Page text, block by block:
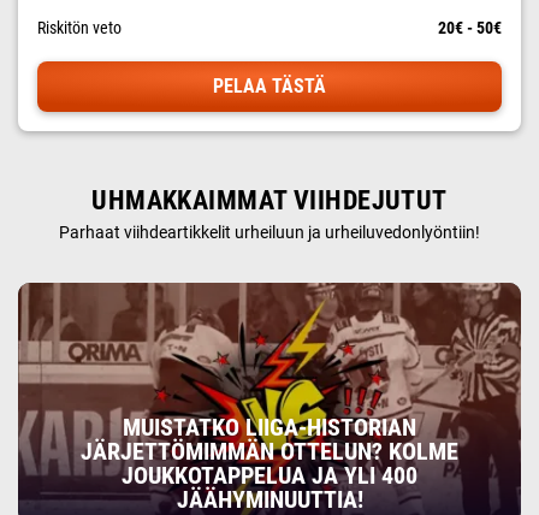
Riskitön veto 20€ - 50€
PELAA TÄSTÄ
UHMAKKAIMMAT VIIHDEJUTUT
Parhaat viihdeartikkelit urheiluun ja urheiluvedonlyöntiin!
MUISTATKO LIIGA-HISTORIAN
JÄRJETTÖMIMMÄN OTTELUN? KOLME
JOUKKOTAPPELUA JA YLI 400
JÄÄHYMINUUTTIA!